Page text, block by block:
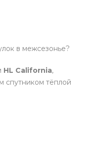
в межсезонье?
HL California,
спутником тёплой